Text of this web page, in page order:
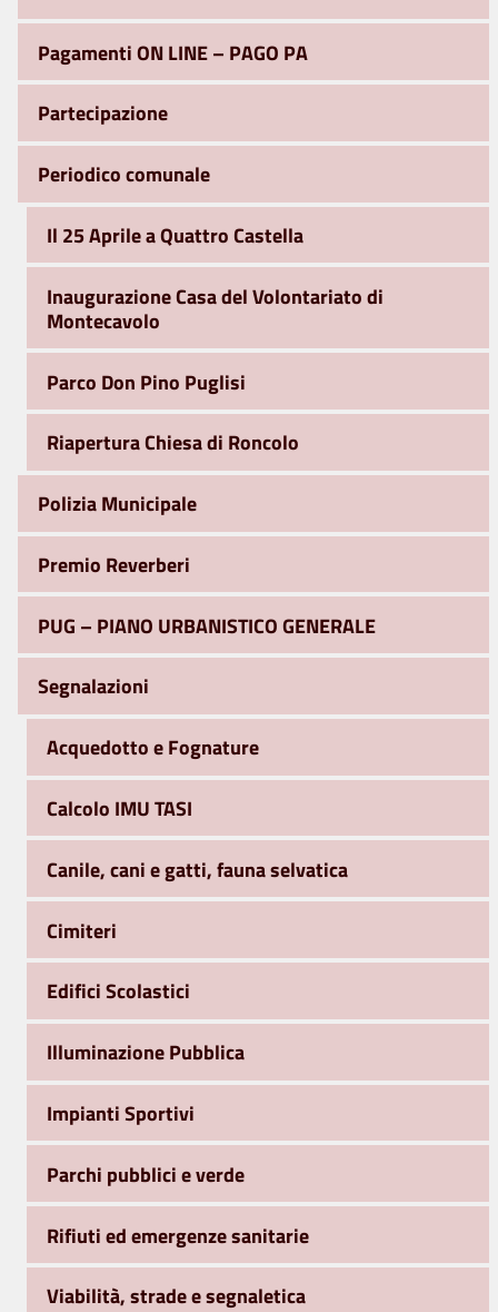
Pagamenti ON LINE – PAGO PA
Partecipazione
Periodico comunale
Il 25 Aprile a Quattro Castella
Inaugurazione Casa del Volontariato di
Montecavolo
Parco Don Pino Puglisi
Riapertura Chiesa di Roncolo
Polizia Municipale
Premio Reverberi
PUG – PIANO URBANISTICO GENERALE
Segnalazioni
Acquedotto e Fognature
Calcolo IMU TASI
Canile, cani e gatti, fauna selvatica
Cimiteri
Edifici Scolastici
Illuminazione Pubblica
Impianti Sportivi
Parchi pubblici e verde
Rifiuti ed emergenze sanitarie
Viabilità, strade e segnaletica